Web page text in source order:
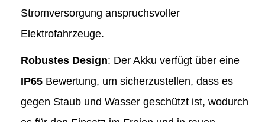
Stromversorgung anspruchsvoller
Elektrofahrzeuge.
Robustes Design: Der Akku verfügt über eine
IP65 Bewertung, um sicherzustellen, dass es
gegen Staub und Wasser geschützt ist, wodurch